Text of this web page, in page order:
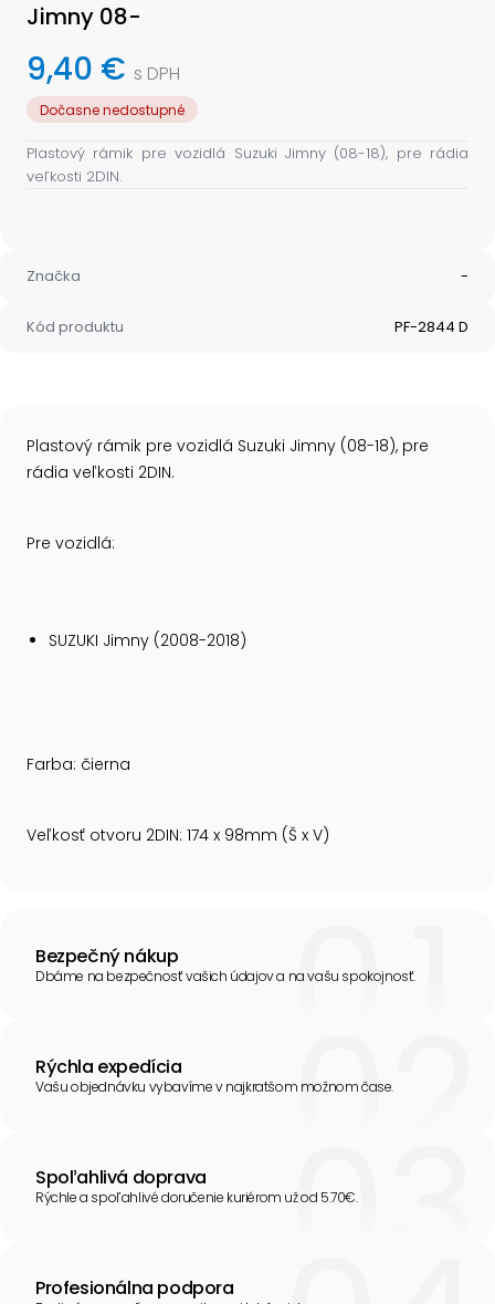
Jimny 08-
9,40 € s DPH
Dočasne nedostupné
Plastový rámik pre vozidlá Suzuki Jimny (08-18), pre rádia
veľkosti 2DIN.
Značka -
Kód produktu PF-2844 D
Plastový rámik pre vozidlá Suzuki Jimny (08-18), pre
rádia veľkosti 2DIN.
Pre vozidlá:
SUZUKI Jimny (2008-2018)
Farba: čierna
Veľkosť otvoru 2DIN: 174 x 98mm (Š x V)
Bezpečný nákup
Dbáme na bezpečnosť vašich údajov a na vašu spokojnosť.
Rýchla expedícia
Vašu objednávku vybavíme v najkratšom možnom čase.
Spoľahlivá doprava
Rýchle a spoľahlivé doručenie kuriérom už od 5.70€.
Profesionálna podpora